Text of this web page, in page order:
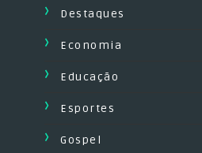
Destaques
Economia
Educação
Esportes
Gospel